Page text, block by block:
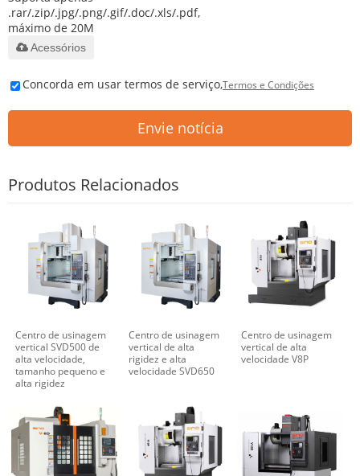
.rar/.zip/.jpg/.png/.gif/.doc/.xls/.pdf,
máximo de 20M
Acessórios
Concorda em usar termos de serviço,Termos e Condições
Envie notícia
Produtos Relacionados
Centro de usinagem
vertical SVD500 de
alta velocidade,
tamanho pequeno e
alta rigidez
Centro de usinagem
vertical de alta
rigidez e alta
velocidade SVD650
Centro de usinagem
vertical de alta
velocidade V8P